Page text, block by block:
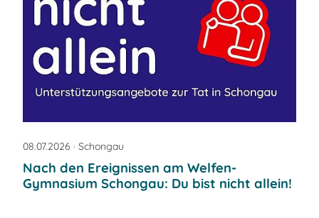
08.07.2026 · Schongau
Nach den Ereignissen am Welfen-
Gymnasium Schongau: Du bist nicht allein!